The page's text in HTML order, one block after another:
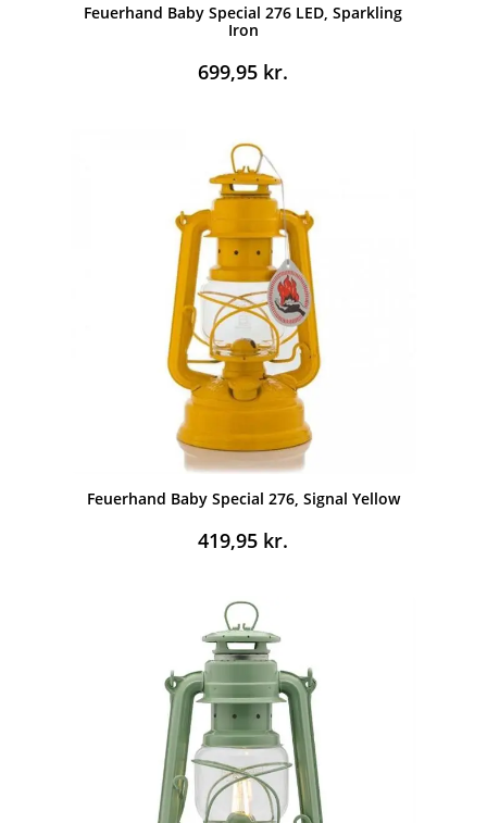
Feuerhand Baby Special 276 LED, Sparkling
Iron
699,95 kr.
Feuerhand Baby Special 276, Signal Yellow
419,95 kr.